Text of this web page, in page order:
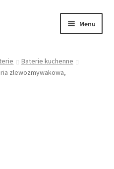
Menu
Baterie kuchenne
zlewozmywakowa,